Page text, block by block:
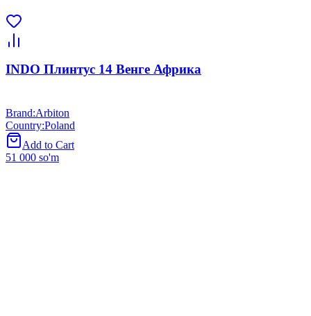
INDO Плинтус 14 Венге Африка
Brand:Arbiton
Country:Poland
Add to Cart
51 000 so'm